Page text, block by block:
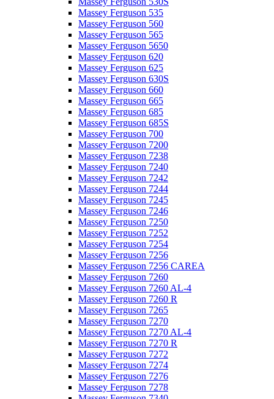
Massey Ferguson 535
Massey Ferguson 560
Massey Ferguson 565
Massey Ferguson 5650
Massey Ferguson 620
Massey Ferguson 625
Massey Ferguson 630S
Massey Ferguson 660
Massey Ferguson 665
Massey Ferguson 685
Massey Ferguson 685S
Massey Ferguson 700
Massey Ferguson 7200
Massey Ferguson 7238
Massey Ferguson 7240
Massey Ferguson 7242
Massey Ferguson 7244
Massey Ferguson 7245
Massey Ferguson 7246
Massey Ferguson 7250
Massey Ferguson 7252
Massey Ferguson 7254
Massey Ferguson 7256
Massey Ferguson 7256 CAREA
Massey Ferguson 7260
Massey Ferguson 7260 AL-4
Massey Ferguson 7260 R
Massey Ferguson 7265
Massey Ferguson 7270
Massey Ferguson 7270 AL-4
Massey Ferguson 7270 R
Massey Ferguson 7272
Massey Ferguson 7274
Massey Ferguson 7276
Massey Ferguson 7278